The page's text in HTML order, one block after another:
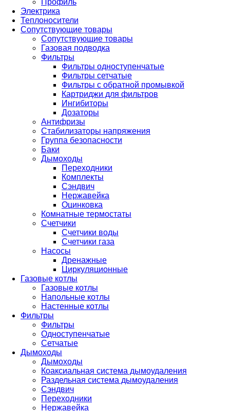
Профиль
Электрика
Теплоносители
Сопутствующие товары
Сопутствующие товары
Газовая подводка
Фильтры
Фильтры одноступенчатые
Фильтры сетчатые
Фильтры с обратной промывкой
Картриджи для фильтров
Ингибиторы
Дозаторы
Антифризы
Стабилизаторы напряжения
Группа безопасности
Баки
Дымоходы
Переходники
Комплекты
Сэндвич
Нержавейка
Оцинковка
Комнатные термостаты
Счетчики
Счетчики воды
Счетчики газа
Насосы
Дренажные
Циркуляционные
Газовые котлы
Газовые котлы
Напольные котлы
Настенные котлы
Фильтры
Фильтры
Одноступенчатые
Сетчатые
Дымоходы
Дымоходы
Коаксиальная система дымоудаления
Раздельная система дымоудаления
Сэндвич
Переходники
Нержавейка